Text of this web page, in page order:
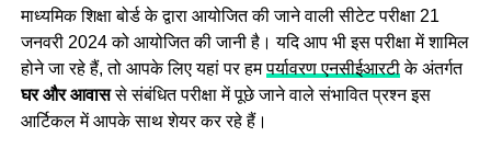
माध्यमिक शिक्षा बोर्ड के द्वारा आयोजित की जाने वाली सीटेट परीक्षा 21
जनवरी 2024 को आयोजित की जानी है। यदि आप भी इस परीक्षा में शामिल
होने जा रहे हैं, तो आपके लिए यहां पर हमपर्यावरण एनसीईआरटीके अंतर्गत
घर और आवाससे संबंधित परीक्षा में पूछे जाने वाले संभावित प्रश्न इस
आर्टिकल में आपके साथ शेयर कर रहे हैं।